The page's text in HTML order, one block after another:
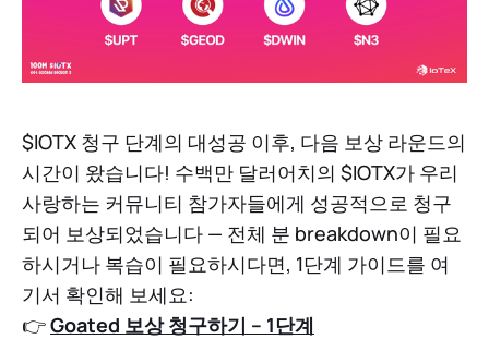
$IOTX 청구 단계의 대성공 이후, 다음 보상 라운드의
시간이 왔습니다! 수백만 달러어치의 $IOTX가 우리
사랑하는 커뮤니티 참가자들에게 성공적으로 청구
되어 보상되었습니다 — 전체 분 breakdown이 필요
하시거나 복습이 필요하시다면, 1단계 가이드를 여
기서 확인해 보세요:
👉Goated 보상 청구하기 – 1단계